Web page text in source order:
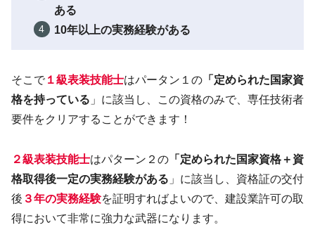
ある
10年以上の実務経験がある
そこで １級表装技能士はパータン１の 「 定められた国家資
格を持っている 」に該当し、この資格のみで、専任技術者
要件をクリアすることができます！
２級表装技能士はパターン２の 「定められた国家資格＋資
格取得後一定の実務経験がある 」に該当し、資格証の交付
後 ３年の実務経験を証明すればよいので、建設業許可の取
得において非常に強力な武器になります。